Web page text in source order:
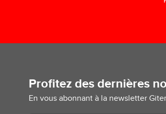
Profitez des dernières
En vous abonnant à la newsletter